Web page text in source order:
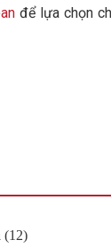
để lựa chọn